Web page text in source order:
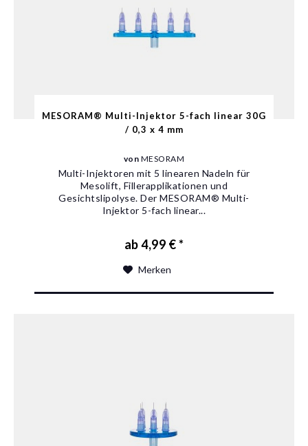
MESORAM® Multi-Injektor 5-fach linear 30G
/ 0,3 x 4 mm
von MESORAM
Multi-Injektoren mit 5 linearen Nadeln für
Mesolift, Fillerapplikationen und
Gesichtslipolyse. Der MESORAM® Multi-
Injektor 5-fach linear...
ab 4,99 € *
Merken